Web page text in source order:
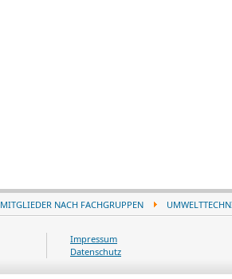
MITGLIEDER NACH FACHGRUPPEN
Impressum
Datenschutz